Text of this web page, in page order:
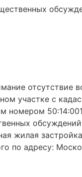
отсутствие
участке с
номером
обсуждений
жилая
по адресу: